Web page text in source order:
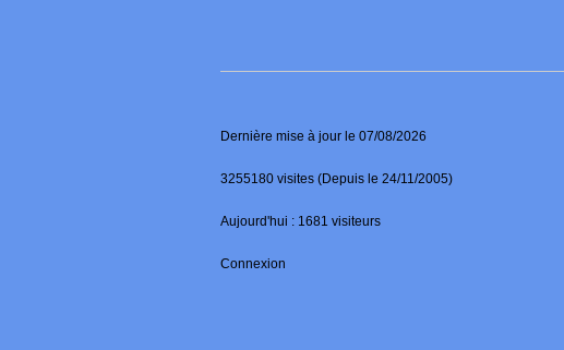
Dernière mise à jour le 07/08/2026
3255180 visites (Depuis le 24/11/2005)
Aujourd'hui : 1681 visiteurs
Connexion